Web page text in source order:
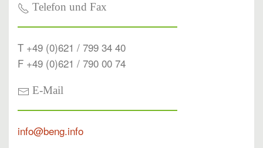
Telefon und Fax
T +49 (0)621 / 799 34 40
F +49 (0)621 / 790 00 74
E-Mail
info@beng.info